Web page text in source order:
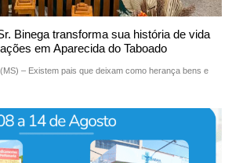
Binega transforma sua história de vida
em Aparecida do Taboado
– Existem pais que deixam como herança bens e